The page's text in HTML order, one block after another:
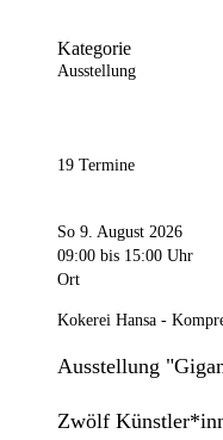
Kategorie
Ausstellung
19 Termine
So 9. August 2026
09:00 bis 15:00 Uhr
Ort
Kokerei Hansa -
Ausstellung
Zwölf